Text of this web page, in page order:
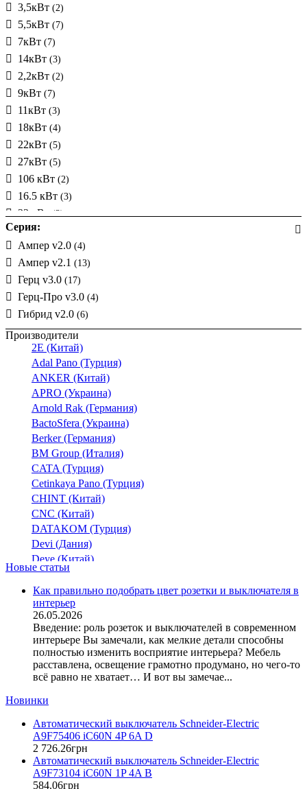
3,5кВт (2)
5,5кВт (7)
7кВт (7)
14кВт (3)
2,2кВт (2)
9кВт (7)
11кВт (3)
18кВт (4)
22кВт (5)
27кВт (5)
106 кВт (2)
16.5 кВт (3)
33 кВт (3)
41 кВт
53 кВт (3)
83 кВт (2)
66кВт(1)
Серия:
Ампер v2.0 (4)
Ампер v2.1 (13)
Герц v3.0 (17)
Герц-Про v3.0 (4)
Гибрид v2.0 (6)
Производители
2E (Китай)
Adal Pano (Турция)
ANKER (Китай)
APRO (Украина)
Arnold Rak (Германия)
BactoSfera (Украина)
Berker (Германия)
BM Group (Италия)
CATA (Турция)
Cetinkaya Pano (Турция)
CHINT (Китай)
CNC (Китай)
DATAKOM (Турция)
Devi (Дания)
Deye (Китай)
DigiTop (Украина)
DKC (Украина)
Dyness (Китай)
E.NEXT (Украина)
EAE Electric
Eastron (Китай)
Eaton (США)
ElectrO (Украина)
EON (Таиланд)
ETI (Словения)
ETREL (Словения)
Evrosvet (Украина)
Extherm (Германия)
Новые статьи
Как правильно подобрать цвет розетки и выключателя в
интерьер
26.05.2026
Введение: роль розеток и выключателей в современном
интерьере Вы замечали, как мелкие детали способны
полностью изменить восприятие интерьера? Мебель
расставлена, освещение грамотно продумано, но чего-то
всё равно не хватает… И вот вы замечае...
Новинки
Автоматический выключатель Schneider-Electric
A9F75406 iC60N 4P 6A D
2 726.26грн
Автоматический выключатель Schneider-Electric
A9F73104 iC60N 1P 4A B
584.06грн